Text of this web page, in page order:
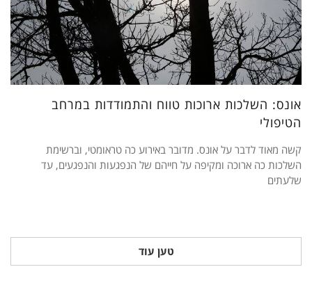
אונס: השלכות ארוכות טווח והתמודדות במרחב
הטיפולי
קשה מאוד לדבר על אונס. מדובר באירוע כה טראומטי, וברשימת
השלכות כה ארוכה ומקיפה על חייהם של הנפגעות והנפגעים, עד
שלעתים
טען עוד